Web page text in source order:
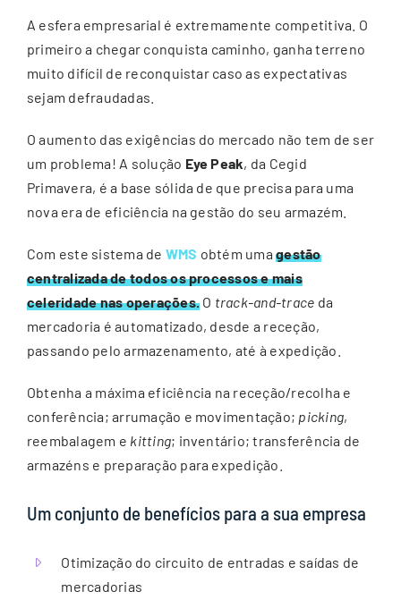
A esfera empresarial é extremamente competitiva. O
primeiro a chegar conquista caminho, ganha terreno
muito difícil de reconquistar caso as expectativas
sejam defraudadas.
O aumento das exigências do mercado não tem de ser
um problema! A solução Eye Peak, da Cegid
Primavera, é a base sólida de que precisa para uma
nova era de eficiência na gestão do seu armazém.
Com este sistema de WMS obtém umagestão
centralizada de todos os processos e mais
celeridade nas operações. O track-and-trace da
mercadoria é automatizado, desde a receção,
passando pelo armazenamento, até à expedição.
Obtenha a máxima eficiência na receção/recolha e
conferência; arrumação e movimentação; picking,
reembalagem e kitting; inventário; transferência de
armazéns e preparação para expedição.
Um conjunto de benefícios para a sua empresa
Otimização do circuito de entradas e saídas de
mercadorias